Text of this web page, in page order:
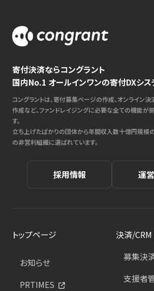
寄付決済ならコングラント
国内No.1 オールインワンの寄付DXシス
コングラントは、寄付募集ページの作成、オンライン決
作成など、ファンドレイジングに必要な全ての機能が
す。
立ち上げたばかりの団体から年間収入数十億円規模
の非営利組織に選ばれています。
採用情報 運
トップページ
お知らせ
PRTIMES
決済/CRM
募集決
支援者